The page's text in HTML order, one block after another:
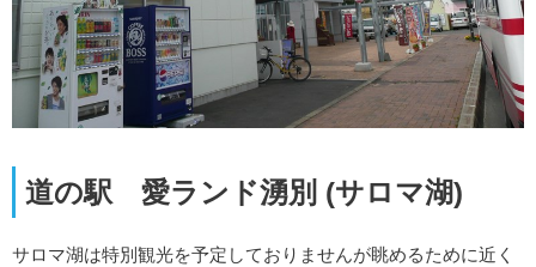
道の駅 愛ランド湧別 (サロマ湖)
サロマ湖は特別観光を予定しておりませんが眺めるために近く